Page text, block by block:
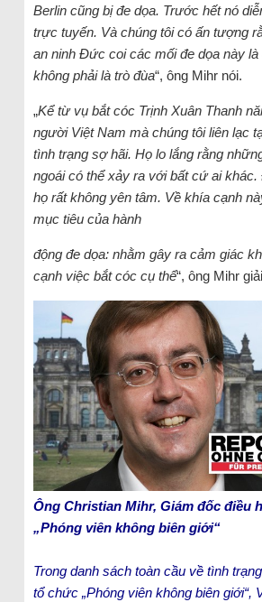
Berlin cũng bị đe dọa. Trước hết nó
trực tuyến. Và chúng tôi có ấn tượng
an ninh Đức coi các mối đe dọa này
không phải là trò đùa“, ông Mihr nói.
„Kể từ vụ bắt cóc Trịnh Xuân Thanh
người Việt Nam mà chúng tôi liên lạc
tình trạng sợ hãi. Họ lo lắng rằng
ngoái có thể xảy ra với bất cứ ai
họ rất không yên tâm. Về khía cạnh
mục tiêu của hành
động đe dọa: nhằm gây ra cảm giác
cạnh việc bắt cóc cụ thể“, ông Mihr
Ông Christian Mihr, Giám đốc điều
„Phóng viên không biên giới“
Trong danh sách toàn cầu về tình
tổ chức „Phóng viên không biên giới“,